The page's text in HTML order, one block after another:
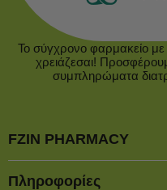
Το σύγχρονο φαρμακείο με
χρειάζεσαι!
συμπληρώματα
FZIN PHARMACY
Πληροφορίες